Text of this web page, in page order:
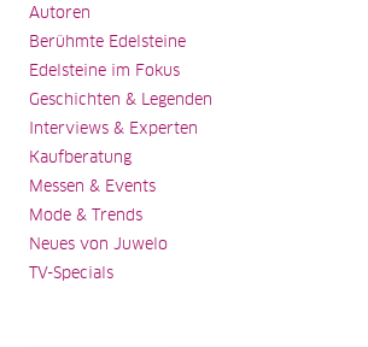
Autoren
Berühmte Edelsteine
Edelsteine im Fokus
Geschichten & Legenden
Interviews & Experten
Kaufberatung
Messen & Events
Mode & Trends
Neues von Juwelo
TV-Specials